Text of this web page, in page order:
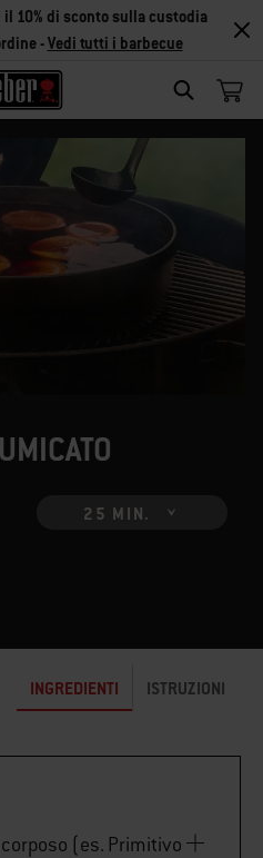
SEARCH
10% di sconto sulla custodia
-Vedi tutti i barbecue
25 MIN.
INGREDIENTI ISTRUZIONI
(es. Primitivo